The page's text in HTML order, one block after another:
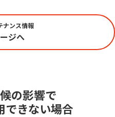
ナンス情報
ジへ
の影響で
できない場合